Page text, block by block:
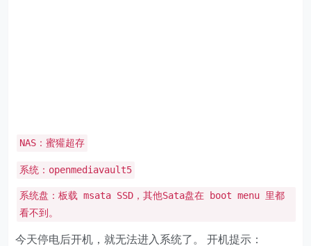
NAS：蜜獾超存
系统：openmediavault5
系统盘：板载 msata SSD，其他Sata盘在 boot menu 里都
看不到。
今天停电后开机，就无法进入系统了。 开机提示：